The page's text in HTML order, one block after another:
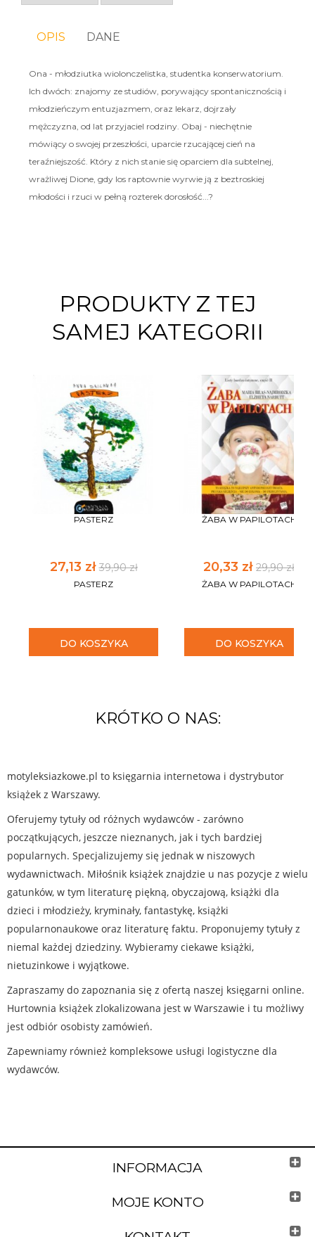
OPIS DANE
Ona - młodziutka wiolonczelistka, studentka konserwatorium.
Ich dwóch: znajomy ze studiów, porywający spontanicznością i
młodzieńczym entuzjazmem, oraz lekarz, dojrzały
mężczyzna, od lat przyjaciel rodziny. Obaj - niechętnie
mówiący o swojej przeszłości, uparcie rzucającej cień na
teraźniejszość. Który z nich stanie się oparciem dla subtelnej,
wrażliwej Dione, gdy los raptownie wyrwie ją z beztroskiej
młodości i rzuci w pełną rozterek dorosłość...?
PRODUKTY Z TEJ
SAMEJ KATEGORII
PASTERZ
27,13 zł39,90 zł
PASTERZ
DO KOSZYKA
ŻABA W PAPILOTACH
20,33 zł 29,90 zł
ŻABA W PAPILOTACH
DO KOSZYKA
KRÓTKO O NAS:
motyleksiazkowe.pl to księgarnia internetowa i dystrybutor
książek z Warszawy.
Oferujemy tytuły od różnych wydawców - zarówno
początkujących, jeszcze nieznanych, jak i tych bardziej
popularnych. Specjalizujemy się jednak w niszowych
wydawnictwach. Miłośnik książek znajdzie u nas pozycje z wielu
gatunków, w tym literaturę piękną, obyczajową, książki dla
dzieci i młodzieży, kryminały, fantastykę, książki
popularnonaukowe oraz literaturę faktu. Proponujemy tytuły z
niemal każdej dziedziny. Wybieramy ciekawe książki,
nietuzinkowe i wyjątkowe.
Zapraszamy do zapoznania się z ofertą naszej księgarni online.
Hurtownia książek zlokalizowana jest w Warszawie i tu możliwy
jest odbiór osobisty zamówień.
Zapewniamy również kompleksowe usługi logistyczne dla
wydawców.
INFORMACJA
MOJE KONTO